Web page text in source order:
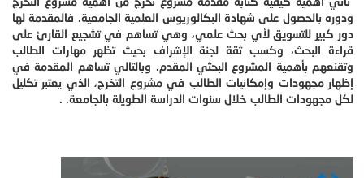
ودوره بالحصول على شهادة البكالوريوس العلمية الجامعية. فالمقدمة لها
دور كبير للتسويق لأي بحث علمي، وهي تساهم في تشجيع القارئ على
قراءة البحث، وكسب ثقة لجنة الإشراف بحيث تظهر مهارات الطالب
وتقنعهم بأهمية المشروع البحثي المقدم. وبالتالي تساهم المقدمة في
إظهار مجهودات وإمكانيات الطالب في مشروع التخرج، الذي يعتبر تكليل
لكل مجهودات الطالب خلال سنوات الدراسة الطويلة بالجامعة. .